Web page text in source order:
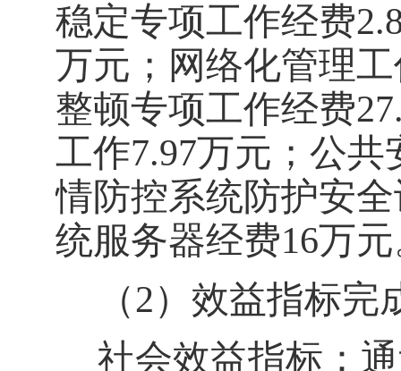
稳定专项工作经费
万元；网络化管理
整顿专项工作经费
工作7.97万元；公
情防控系统防护安
统服务器经费16万
（2）效益指标完
社会效益指标：